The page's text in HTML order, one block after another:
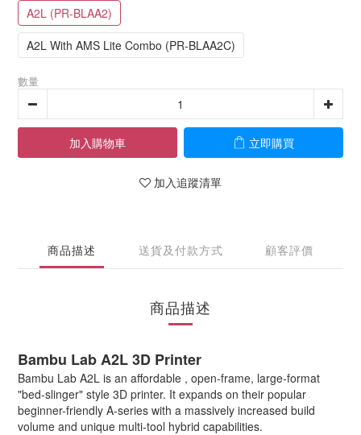
A2L (PR-BLAA2)
A2L With AMS Lite Combo (PR-BLAA2C)
數量
加入購物車 立即購買
加入追蹤清單
商品描述 送貨及付款方式 顧客評價
商品描述
Bambu Lab A2L 3D Printer
Bambu Lab A2L is an affordable , open-frame, large-format
"bed-slinger" style 3D printer. It expands on their popular
beginner-friendly A-series with a massively increased build
volume and unique multi-tool hybrid capabilities.